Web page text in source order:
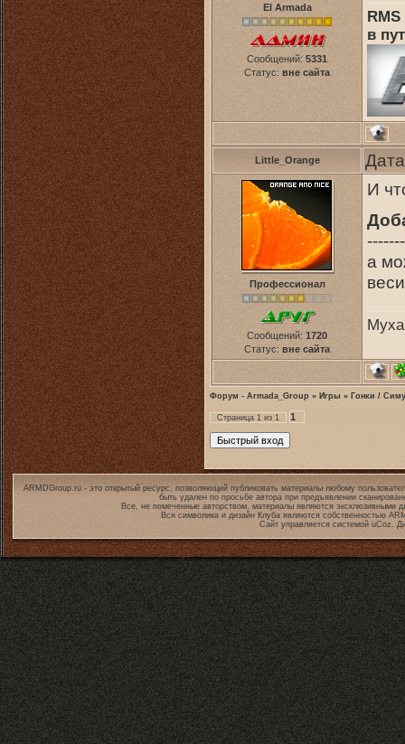
El Armada
Сообщений: 5331
Статус: вне сайта
в
Little_Orange
Профессионал
Сообщений: 1720
Статус: вне сайта
И
а
Форум - Armada_Group » Игры » Гонки /
Страница 1 из 1 1
ARMDGroup.ru - это открытый ресурс, позволяющий публиковать материалы любому
быть удален по просьбе автора при предъявлении
Все, не помеченные авторством, материалы являются эксклюзивными
Вся символика и дизайн Клуба являются собственностью
Сайт управляется системой uCoz.